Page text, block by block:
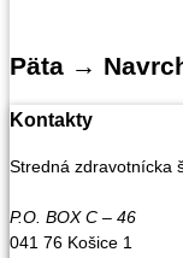
Päta →
Kontakty
Stredná zdravotnícka
P.O. BOX C – 46
041 76 Košice 1